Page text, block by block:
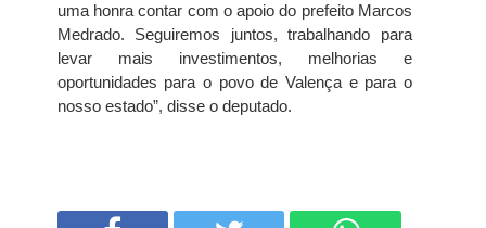
uma honra contar com o apoio do prefeito Marcos
Medrado. Seguiremos juntos, trabalhando para
levar mais investimentos, melhorias e
oportunidades para o povo de Valença e para o
nosso estado”, disse o deputado.